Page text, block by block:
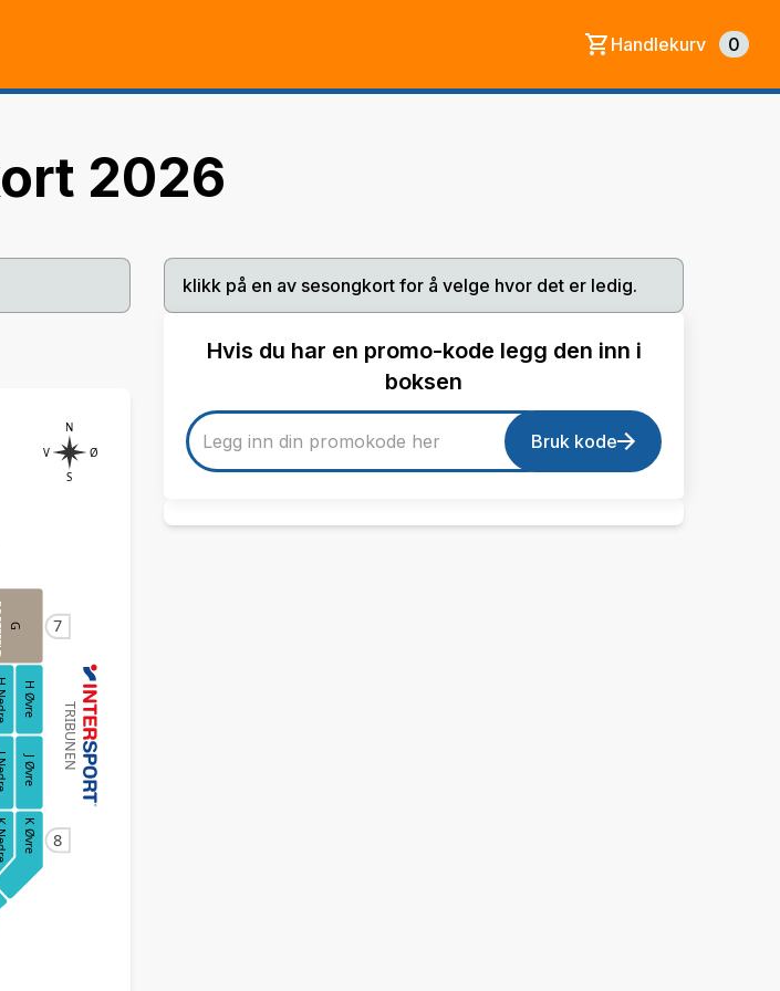
Handlekurv 0
2026
TRIBUNEN
N
S
V Ø
7
8
G
H Øvre
J Øvre
K Øvre
klikk på en av sesongkort for å velge hvor det er ledig.
Hvis du har en promo-kode legg den inn i
boksen
Bruk kode